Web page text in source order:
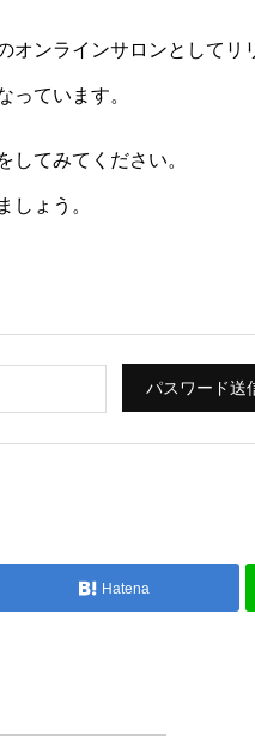
オンラインサロンとしてリ
っています。
してみてください。
しょう。
Hatena